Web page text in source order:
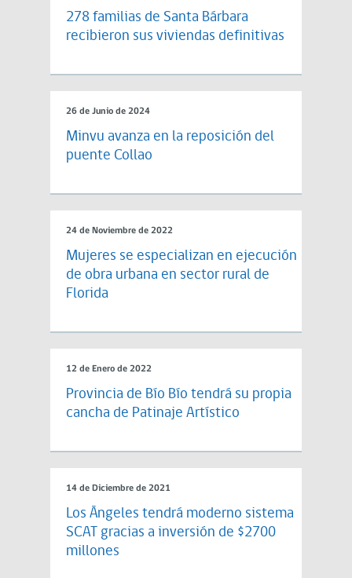
278 familias de Santa Bárbara
recibieron sus viviendas definitivas
26 de Junio de 2024
Minvu avanza en la reposición del
puente Collao
24 de Noviembre de 2022
Mujeres se especializan en ejecución
de obra urbana en sector rural de
Florida
12 de Enero de 2022
Provincia de Bío Bío tendrá su propia
cancha de Patinaje Artístico
14 de Diciembre de 2021
Los Ángeles tendrá moderno sistema
SCAT gracias a inversión de $2700
millones